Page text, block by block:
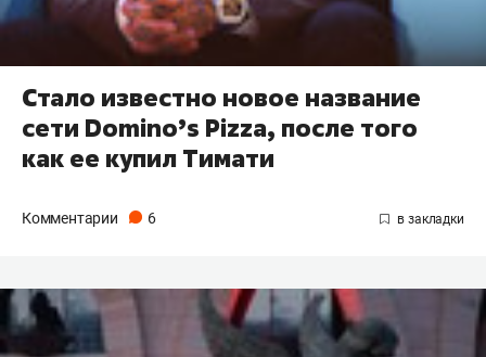
Стало известно новое название
сети Domino’s Pizza, после того
как ее купил Тимати
Комментарии 6